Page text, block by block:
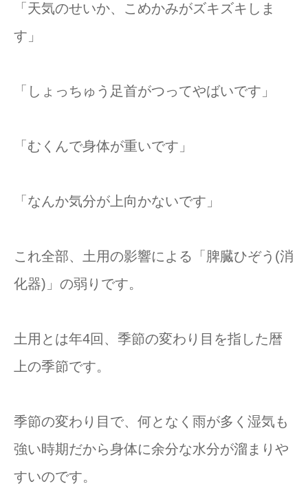
「天気のせいか、こめかみがズキズキしま
す」
「しょっちゅう足首がつってやばいです」
「むくんで身体が重いです」
「なんか気分が上向かないです」
これ全部、土用の影響による「脾臓ひぞう(消
化器)」の弱りです。
土用とは年4回、季節の変わり目を指した暦
上の季節です。
季節の変わり目で、何となく雨が多く湿気も
強い時期だから身体に余分な水分が溜まりや
すいのです。